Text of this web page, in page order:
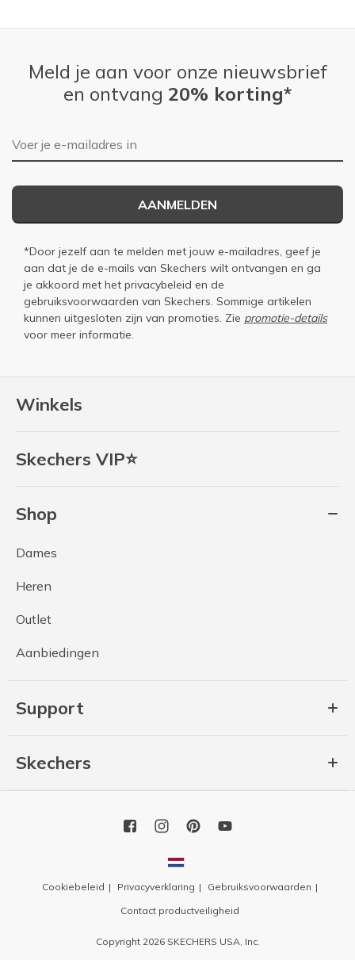
Winkels
Skechers VIP⭐
Shop
Dames
Heren
Outlet
Aanbiedingen
Support
Skechers
Meld je aan voor onze nieuwsbrief
en ontvang 20% korting*
E-mailadres
AANMELDEN
*Door jezelf aan te melden met jouw e-mailadres, geef je
aan dat je de e-mails van Skechers wilt ontvangen en ga
je akkoord met het privacybeleid en de
gebruiksvoorwaarden van Skechers. Sommige artikelen
kunnen uitgesloten zijn van promoties. Zie promotie-details
voor meer informatie.
Cookiebeleid Privacyverklaring
Gebruiksvoorwaarden
Contact productveiligheid
Copyright 2026 SKECHERS USA, Inc.